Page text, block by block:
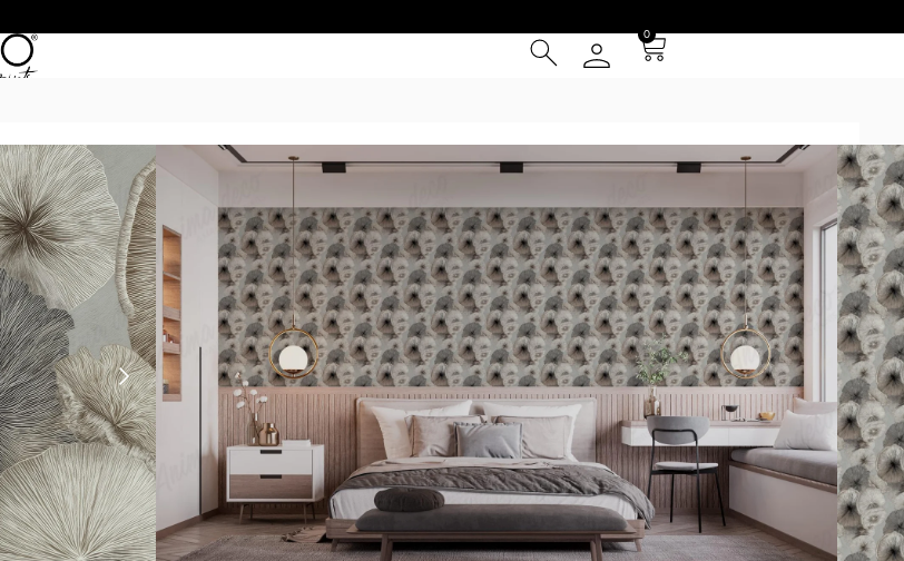
0
Empapelados /
MUSHROOMS LIGHT
$50.990–$68.990POR M² (IVA INCLUIDO)
6 Cuotas sin Interés con Tarjeta de Crédito
20% OFF por Transferencia
15 días hábiles Plazo de Entrega **
Incluye instrucciones de instalación
Las imágenes son ilustrativas: el patrón se repite cada 1m y se presentan en paños de 1 m
de ancho por el alto de tu pared (por ej. la foto 2 simula una pared de 4.5x3m). *Los
tonos digitales respecto de los impresos pueden diferir según la calibración de cada
pantalla. ** Elplazo de entrega no contempla el tiempo de envío de cada
correo.Presupuesta tu pared con el cotizador eligiendo el material.